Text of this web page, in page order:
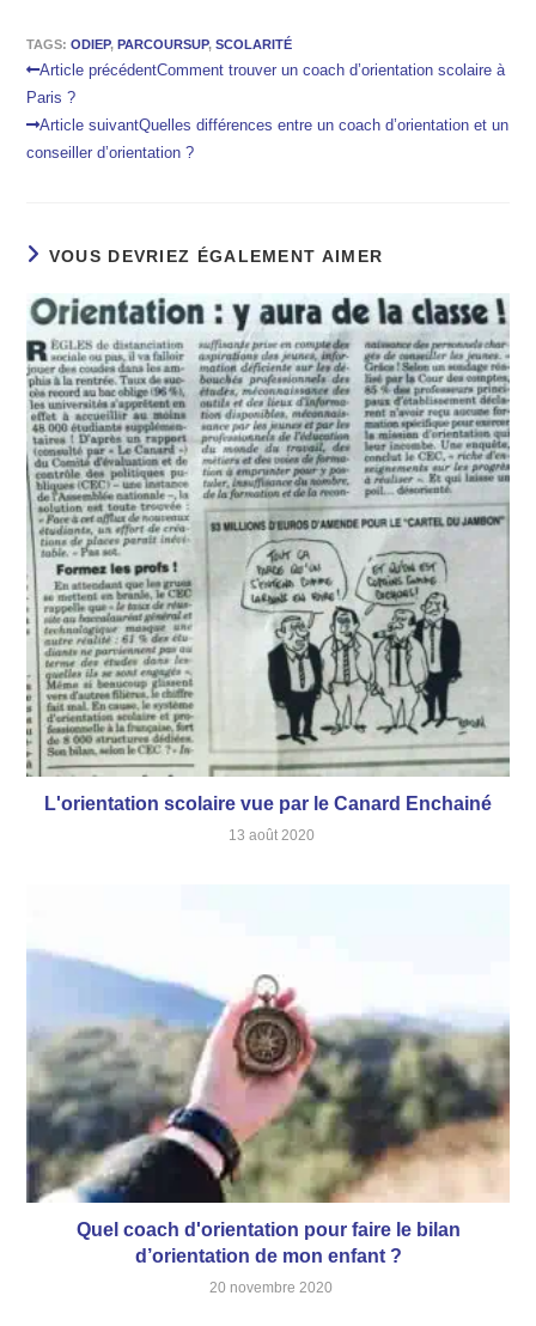
TAGS:ODIEP, PARCOURSUP, SCOLARITÉ
Article précédentComment trouver un coach d’orientation scolaire à
Paris ?
Article suivantQuelles différences entre un coach d’orientation et un
conseiller d’orientation ?
VOUS DEVRIEZ ÉGALEMENT AIMER
L'orientation scolaire vue par le Canard Enchainé
13 août 2020
Quel coach d'orientation pour faire le bilan
d’orientation de mon enfant ?
20 novembre 2020